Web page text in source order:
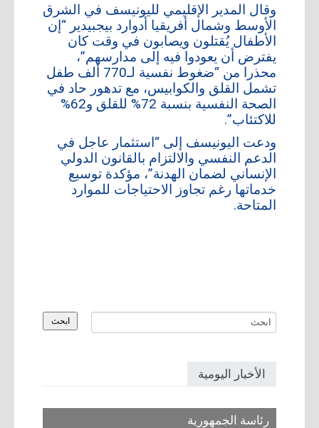
وقال المدير الإقليمي لليونيسف في الشرق
الأوسط وشمال أفريقيا أدوارد بيجبيدير “إن
الأطفال يُقتلون ويصابون في وقت كان
يفترض أن يعودوا فيه إلى مدارسهم”،
محذرا من “ضغوط نفسية لـ770 ألف طفل
تشمل القلق والكوابيس، مع تدهور حاد في
الصحة النفسية بنسبة 72% للقلق و62%
للاكتئاب”.
ودعت اليونيسف إلى “استثمار عاجل في
الدعم النفسي والالتزام بالقانون الدولي
الإنساني لضمان الهدنة”، مؤكدة توسيع
خدماتها رغم تجاوز الاحتياجات للموارد
المتاحة.
الأخبار اليومية
رئاسة الجمهورية